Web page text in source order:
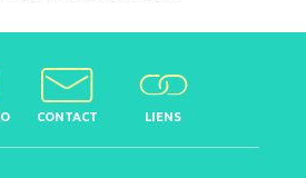
CONTACT LIENS